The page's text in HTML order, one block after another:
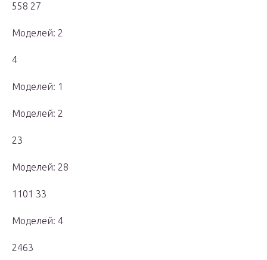
558 27
Моделей: 2
4
Моделей: 1
Моделей: 2
23
Моделей: 28
1101 33
Моделей: 4
2463